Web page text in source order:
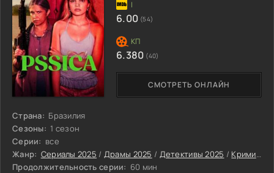
Страна: Бразилия
Сезоны: 1 сезон
Серии: все
Жанр: Сериалы 2025 / Драмы 2025 / Детективы 2025 / Криминальные сериалы 2025
Продолжительность серии: 60 мин
СМОТРЕТЬ ОНЛАЙН
6.00 (54)
6.380 (40)